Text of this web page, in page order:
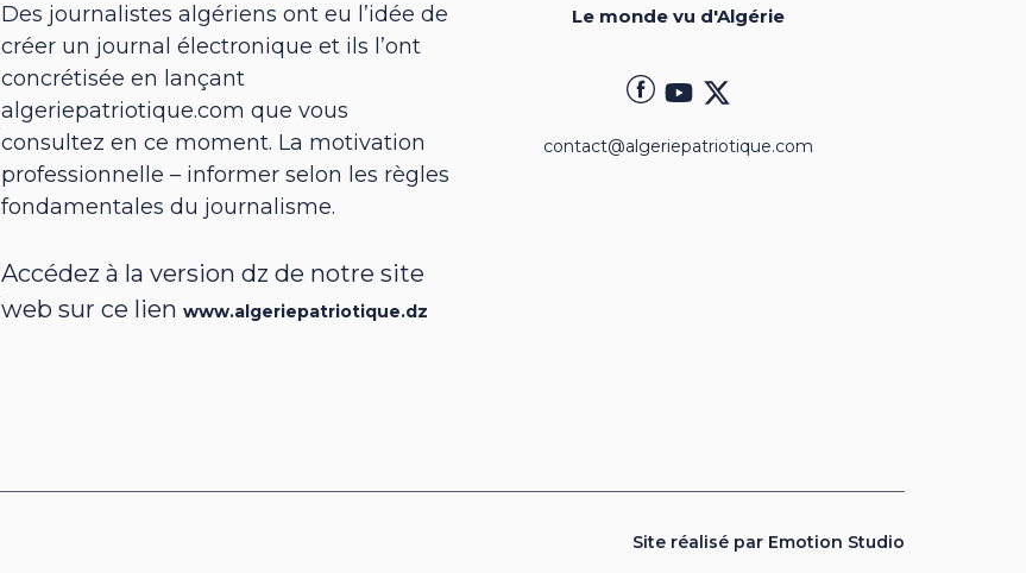
Des journalistes algériens ont eu l’idée de
créer un journal électronique et ils l’ont
concrétisée en lançant
algeriepatriotique.com que vous
consultez en ce moment. La motivation
professionnelle – informer selon les règles
fondamentales du journalisme.
Accédez à la version dz de notre site
web sur ce lienwww.algeriepatriotique.dz
Le monde vu d'Algérie
contact@algeriepatriotique.com
Site réalisé par Emotion Studio